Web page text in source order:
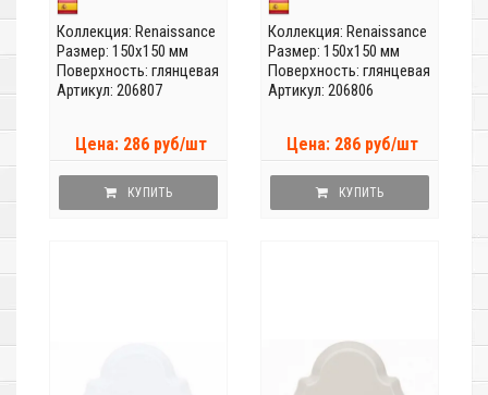
Коллекция: Renaissance
Размер: 150x150 мм
Поверхность: глянцевая
Артикул: 206807
Цена: 286 руб/шт
КУПИТЬ
Коллекция: Renaissance
Размер: 150x150 мм
Поверхность: глянцевая
Артикул: 206806
Цена: 286 руб/шт
КУПИТЬ